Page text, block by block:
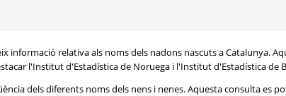
informació relativa als noms dels nadons nascuts a Catalunya.
l'Institut d'Estadística de Noruega i l'Institut d'Estadística de
dels diferents noms dels nens i nenes. Aquesta consulta es